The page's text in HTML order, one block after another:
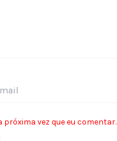
vez que eu comentar.